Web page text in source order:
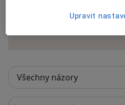
Specialisté nemají
odstranění nebo
Hledejte v názorech
Upravit